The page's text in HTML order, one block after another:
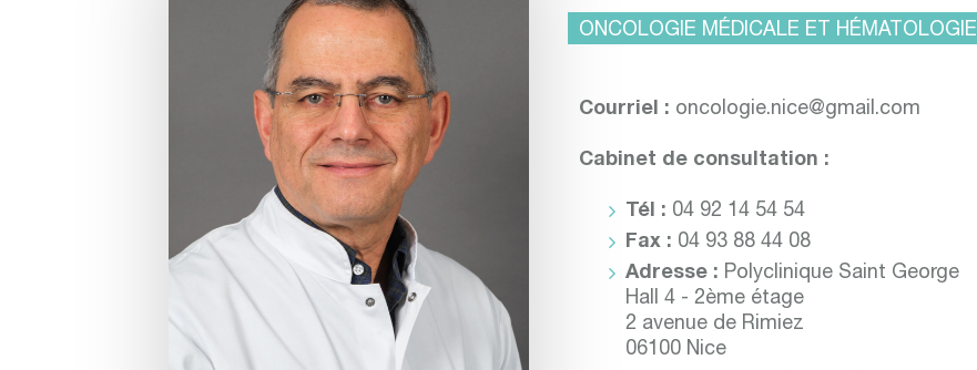
ONCOLOGIE MÉDICALE ET HÉMATOLOGIE
Courriel : oncologie.nice@gmail.com
Cabinet de consultation :
Tél : 04 92 14 54 54
Fax : 04 93 88 44 08
Adresse : Polyclinique Saint George
Hall 4 - 2ème étage
2 avenue de Rimiez
06100 Nice